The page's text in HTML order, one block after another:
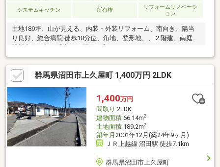
システムキッチン 所有権
リフォームリノベーシ
ョン
土地189坪、山が見える、内装・外装リフォーム、南向き、陽当
り良好、総合病院 徒歩10分位、角地、整形地、、２階建、南庭、
眺望良好、畑、隣家との間隔が大きい
群馬県沼田市上久屋町 1,400万円 2LDK
1,400万円
間取り 2LDK
建物面積66.14m2
土地面積189.2m2
築年月 2001年12月(築24年9ヶ月)
ＪＲ上越線 沼田駅 徒歩7.1km
群馬県沼田市上久屋町